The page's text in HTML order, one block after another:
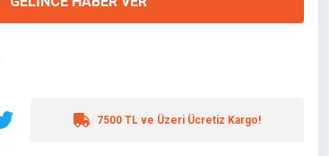
7500 TL ve Üzeri Ücretiz Kargo!